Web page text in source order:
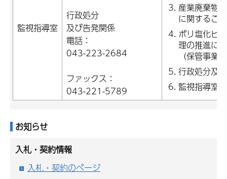
監視指導室
行政処分
及び告発関係
電話：
043-223-2684
ファックス：
043-221-5789
産業廃棄物
に関すること
ポリ塩化ビ
理の推進に
（保管事業
行政処分及
監視指導室
お知らせ
入札・契約情報
入札・契約のページ